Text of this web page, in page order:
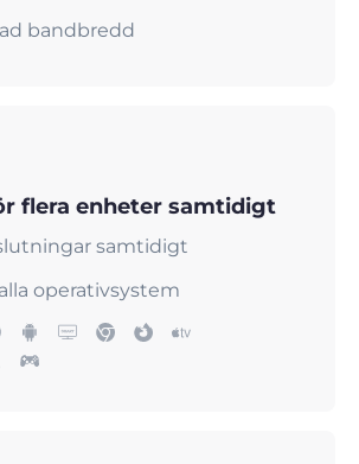
bandbredd
flera enheter samtidigt
samtidigt
operativsystem